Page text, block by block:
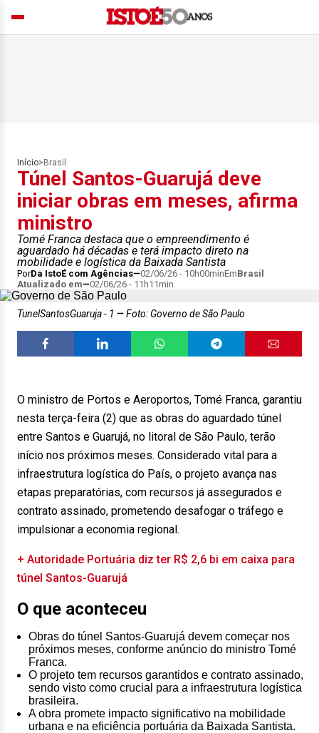
Início> Brasil
Túnel Santos-Guarujá deve
iniciar obras em meses, afirma
ministro
Tomé Franca destaca que o empreendimento é
aguardado há décadas e terá impacto direto na
mobilidade e logística da Baixada Santista
PorDa IstoÉ com Agências 02/06/26 - 10h00minEmBrasil
Atualizado em
02/06/26 - 11h11min
TunelSantosGuaruja - 1 Foto: Governo de São Paulo
O ministro de Portos e Aeroportos, Tomé Franca, garantiu
nesta terça-feira (2) que as obras do aguardado túnel
entre Santos e Guarujá, no litoral de São Paulo, terão
início nos próximos meses. Considerado vital para a
infraestrutura logística do País, o projeto avança nas
etapas preparatórias, com recursos já assegurados e
contrato assinado, prometendo desafogar o tráfego e
impulsionar a economia regional.
+ Autoridade Portuária diz ter R$ 2,6 bi em caixa para
túnel Santos-Guarujá
O que aconteceu
Obras do túnel Santos-Guarujá devem começar nos
próximos meses, conforme anúncio do ministro Tomé
Franca.
O projeto tem recursos garantidos e contrato assinado,
sendo visto como crucial para a infraestrutura logística
brasileira.
A obra promete impacto significativo na mobilidade
urbana e na eficiência portuária da Baixada Santista.